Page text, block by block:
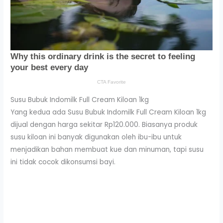
Susu Bubuk Indomilk Full Cream Kiloan 1kg
Yang kedua ada Susu Bubuk Indomilk Full Cream Kiloan 1kg
dijual dengan harga sekitar Rp120.000. Biasanya produk
susu kiloan ini banyak digunakan oleh ibu-ibu untuk
menjadikan bahan membuat kue dan minuman, tapi susu
ini tidak cocok dikonsumsi bayi.